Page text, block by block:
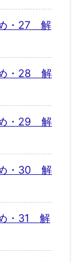
・27 解
・28 解
・29 解
・30 解
・31 解